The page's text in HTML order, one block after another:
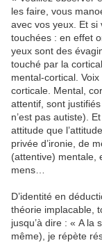
les faire, vous
avec vos yeux. Et si
touchées : en effet
yeux sont des
touché par la
mental-cortical.
corticale. Mental,
attentif, sont
n’est pas autiste).
attitude que
privée d’ironie, de
(attentive) mentale,
mens…
D’identité en
théorie implacable,
jusqu’à dire : « A la
même), je répète